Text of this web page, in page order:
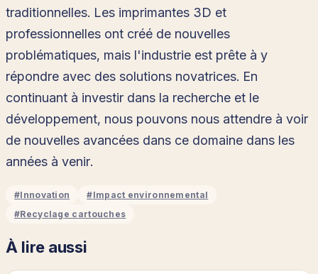
traditionnelles. Les imprimantes 3D et
professionnelles ont créé de nouvelles
problématiques, mais l'industrie est prête à y
répondre avec des solutions novatrices. En
continuant à investir dans la recherche et le
développement, nous pouvons nous attendre à voir
de nouvelles avancées dans ce domaine dans les
années à venir.
#Innovation #Impact environnemental
#Recyclage cartouches
À lire aussi